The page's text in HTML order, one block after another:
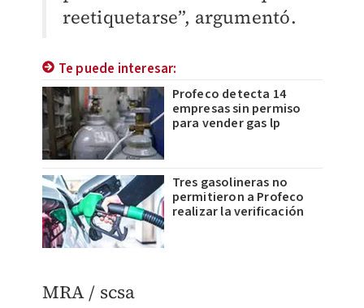
reetiquetarse”, argumentó.
Te puede interesar:
Profeco detecta 14
empresas sin permiso
para vender gas lp
Tres gasolineras no
permitieron a Profeco
realizar la verificación
MRA / scsa